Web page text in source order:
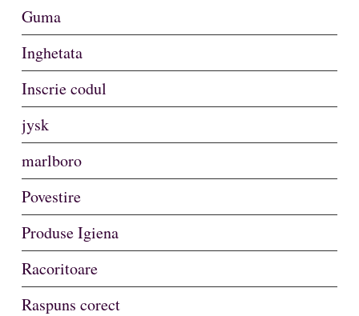
Guma
Inghetata
Inscrie codul
jysk
marlboro
Povestire
Produse Igiena
Racoritoare
Raspuns corect